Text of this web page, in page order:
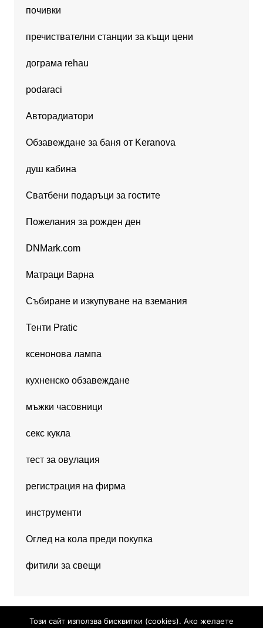
почивки
пречиствателни станции за къщи цени
дограма rehau
podaraci
Авторадиатори
Обзавеждане за баня от Keranova
душ кабина
Сватбени подаръци за гостите
Пожелания за рожден ден
DNMark.com
Матраци Варна
Събиране и изкупуване на вземания
Тенти Pratic
ксенонова лампа
кухненско обзавеждане
мъжки часовници
секс кукла
тест за овулация
регистрация на фирма
инструменти
Оглед на кола преди покупка
фитили за свещи
Този сайт използва бисквитки (cookies). Ако желаете